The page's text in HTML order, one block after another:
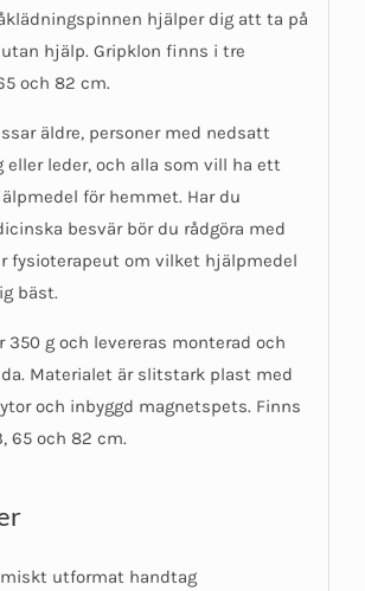
hjälper dig att ta på
hjälp. Gripklon finns i tre
och 82 cm.
äldre, personer med nedsatt
eller leder, och alla som vill ha ett
för hemmet. Har du
besvär bör du rådgöra med
fysioterapeut om vilket hjälpmedel
bäst.
350 g och levereras monterad och
Materialet är slitstark plast med
och inbyggd magnetspets. Finns
65 och 82 cm.
utformat handtag